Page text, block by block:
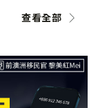
查看全部